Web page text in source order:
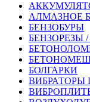
АЛМАЗНОЕ
БЕНЗОБУРЫ
БЕНЗОРЕЗЫ
БОЛГАРКИ
ВИБРАТОРЫ